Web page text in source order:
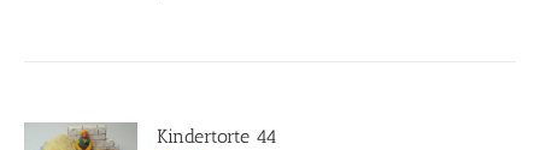
Kindertorte 44